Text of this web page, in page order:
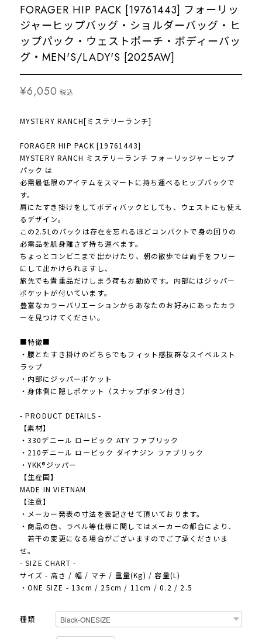
FORAGER HIP PACK [19761443] フォーリッ
ジャーヒップバッグ・ショルダーバッグ・ヒ
ップパック・ウェストポーチ・ボディーバッ
グ・MEN'S/LADY'S [2025AW]
¥6,050 税込
MYSTERY RANCH[ミステリーランチ]
FORAGER HIP PACK [19761443]
MYSTERY RANCH ミステリーランチ フォーリッジャーヒップ
パック は
必需最低限のアイテムをスマートに持ち運べるヒップパックで
す。
肩にたすき掛けをしてボディバックとしても、ウェストにも使え
るデザイン。
この2.5Lのパックは存在を忘れるほどコンパクトで身の回りの
必需品を肌身離さず持ち運べます。
ちょっとコンビニまで出かけたり、朝の散歩では両手をフリー
にして出かけられますし、
旅先でも貴重品だけしまう荷もお勧めです。内部にはジッパー
ポケットが付いています。
豊富なカラーバリエーションからあなたのお好みにあったカラ
ーを見つけてください。
■特徴■
・腰とたすき掛けのどちらでもフィット感抜群なスイベルスト
ラップ
・内部にジッパーポケット
・身体側に隠しポケット（スナップボタン付き）
- PRODUCT DETAILS -
【素材】
・330デニール ロービック ATY ファブリック
・210デニール ロービック ダイナジン ファブリック
・YKK®ジッパー
【生産国】
MADE IN VIETNAM
【注意】
・メーカー発表の寸法を表記させて頂いております。
・商品の色、ラベル等仕様に関してはメーカーの都合により、
若干の変更になる場合がございますのでご了承くださいま
せ。
- SIZE CHART -
サイズ - 高さ / 幅 / マチ / 重量(Kg) / 容量(L)
・ONE SIZE - 13cm / 25cm / 11cm / 0.2 / 2.5
種類